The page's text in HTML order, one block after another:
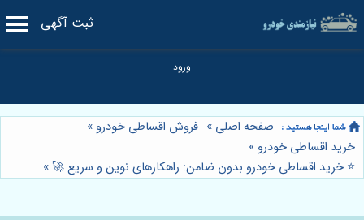
ثبت آگهی
صفحه اصلی » فروش اقساطی خودرو »
خرید اقساطی خودرو »
⭐️ خرید اقساطی خودرو بدون ضامن: راهکارهای نوین و سریع 🚀 »